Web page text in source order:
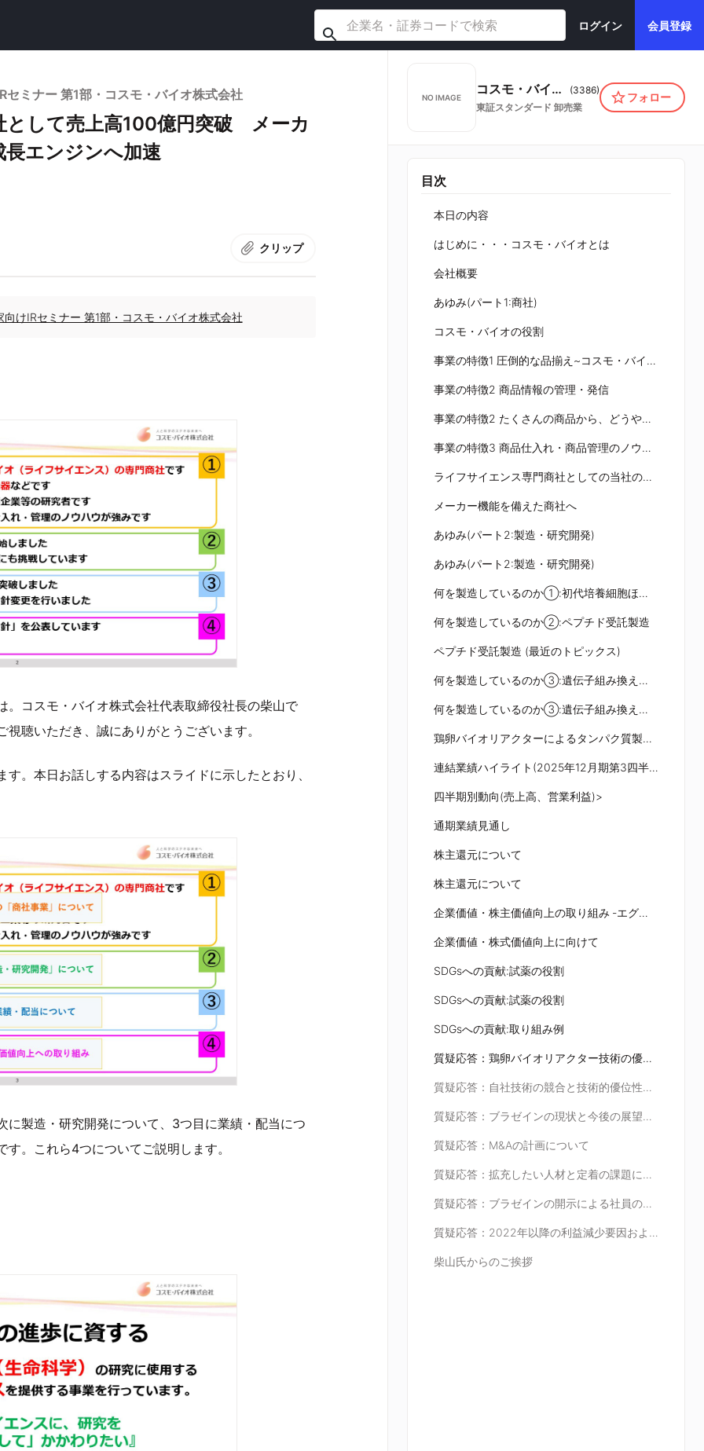
ログイン 会員登録
ミナー 第1部・コスモ・バイオ株式会社
として売上高100億円突破 メーカ
エンジンへ加速
クリップ
けIRセミナー 第1部・コスモ・バイオ株式会社
。コスモ・バイオ株式会社代表取締役社長の柴山で
聴いただき、誠にありがとうございます。
。本日お話しする内容はスライドに示したとおり、
製造・研究開発について、3つ目に業績・配当につ
。これら4つについてご説明します。
NO IMAGE
コスモ・バイオ株式会社 (3386)
東証スタンダード 卸売業
フォロー
目次
本日の内容
はじめに・・・コスモ・バイオとは
会社概要
あゆみ(パート1:商社)
コスモ・バイオの役割
事業の特徴1 圧倒的な品揃え~コスモ・バイオの“頼りがい”の基礎~
事業の特徴2 商品情報の管理・発信
事業の特徴2 たくさんの商品から、どうやって選ぶの?
事業の特徴3 商品仕入れ・商品管理のノウハウ
ライフサイエンス専門商社としての当社の役割(まとめ1)
メーカー機能を備えた商社へ
あゆみ(パート2:製造・研究開発)
あゆみ(パート2:製造・研究開発)
何を製造しているのか①:初代培養細胞ほか、研究用試薬
何を製造しているのか②:ペプチド受託製造
ペプチド受託製造 (最近のトピックス)
何を製造しているのか③:遺伝子組み換えタンパク質
何を製造しているのか③:遺伝子組み換えタンパク質
鶏卵バイオリアクターによるタンパク質製造(最近のトピックス)
連結業績ハイライト(2025年12月期第3四半期)
四半期別動向(売上高、営業利益)>
通期業績見通し
株主還元について
株主還元について
企業価値・株主価値向上の取り組み ‐エグゼクティブサマリ‐
企業価値・株式価値向上に向けて
SDGsへの貢献:試薬の役割
SDGsへの貢献:試薬の役割
SDGsへの貢献:取り組み例
質疑応答：鶏卵バイオリアクター技術の優位性について
質疑応答：自社技術の競合と技術的優位性について
質疑応答：ブラゼインの現状と今後の展望について
質疑応答：M&Aの計画について
質疑応答：拡充したい人材と定着の課題について
質疑応答：ブラゼインの開示による社員のモチベーションへの影響について
質疑応答：2022年以降の利益減少要因および為替変動と価格転嫁について
柴山氏からのご挨拶